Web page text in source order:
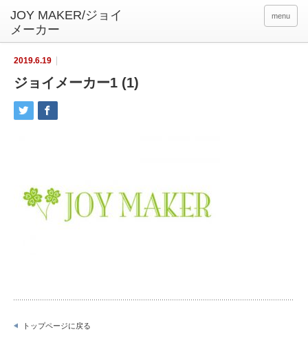
menu
2019.6.19
ジョイメーカー1 (1)
トップページに戻る